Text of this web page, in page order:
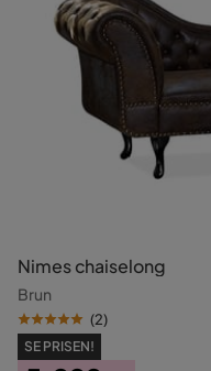
Nimes chaiselong
Brun
(2)
SE PRISEN!